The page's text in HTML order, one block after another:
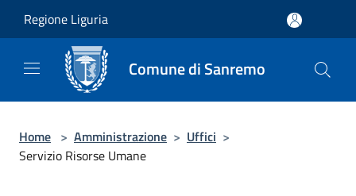
Regione Liguria
Comune di Sanremo
Home > Amministrazione > Uffici >
Servizio Risorse Umane